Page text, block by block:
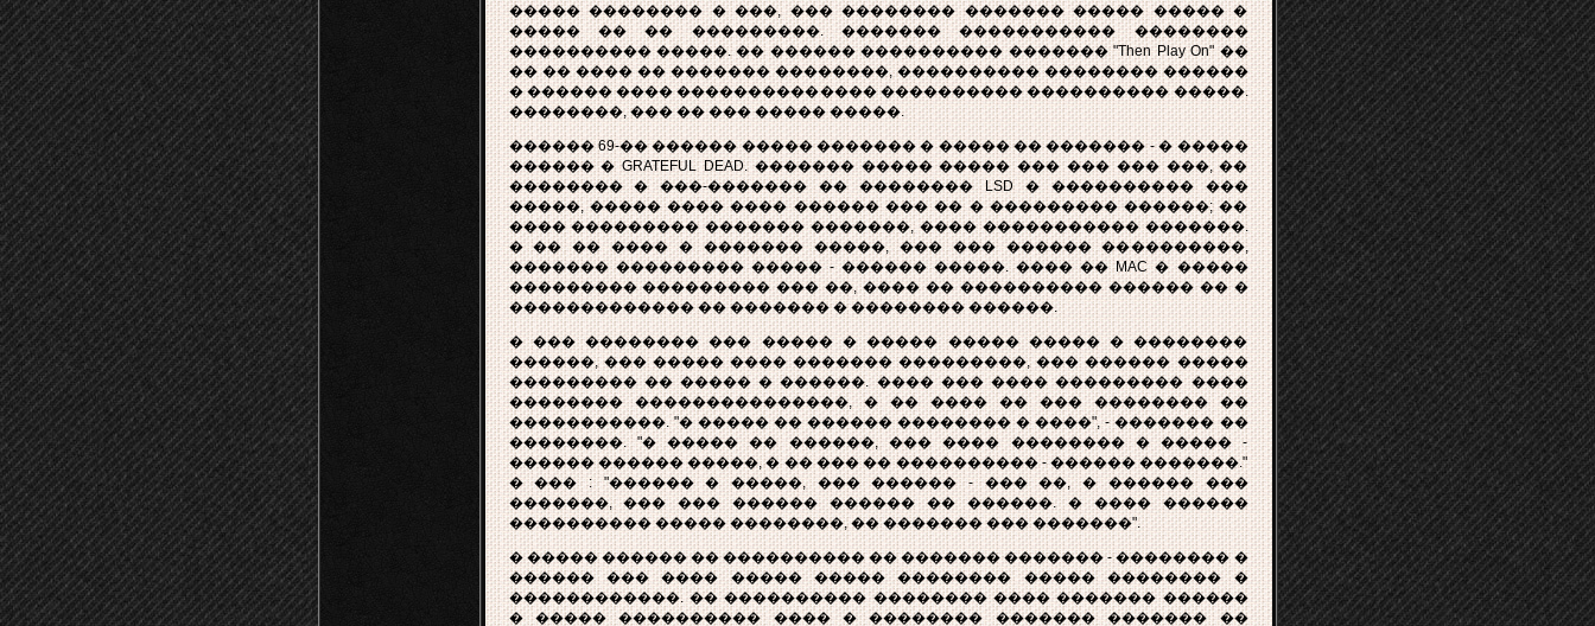
����� �������� � ���, ��� �������� ������� ����� ����� �
����� �� �� ���������. ������� ����������� ��������
���������� �����. �� ������ ���������� ������� "Then Play On" ��
�� �� ���� �� ������� ��������, ���������� �������� ������
� ������ ���� �������������� ���������� ���������� �����.
��������, ��� �� ��� ����� �����.
������ 69-�� ������ ����� ������� � ����� �� ������� - � �����
������ � GRATEFUL DEAD. ������� ����� ����� ��� ��� ��� ���, ��
�������� � ���-������� �� �������� LSD � ���������� ���
�����, ����� ���� ���� ������ ��� �� � ��������� ������; ��
���� ��������� ������� �������, ���� ����������� �������.
� �� �� ���� � ������� �����, ��� ��� ������ ����������,
������� ��������� ����� - ������ �����. ���� �� MAC � �����
��������� ��������� ��� ��, ���� �� ���������� ������ �� �
������������� �� ������� � �������� ������.
� ��� �������� ��� ����� � ����� ����� ����� � ��������
������, ��� ����� ���� ������� ���������, ��� ������ �����
��������� �� ����� � ������. ���� ��� ���� ��������� ����
�������� ���������������, � �� ���� �� ��� �������� ��
�����������. "� ����� �� ������ �������� � ����", - ������� ��
��������. "� ����� �� ������, ��� ���� �������� � ����� -
������ ������ �����, � �� ��� �� ���������� - ������ �������."
� ��� : "������ � �����, ��� ������ - ��� ��, � ������ ���
�������, ��� ��� ������ ������ �� ������. � ���� ������
���������� ����� ��������, �� ������� ��� �������".
� ����� ������ �� ���������� �� ������� ������� - �������� �
������ ��� ���� ����� ����� �������� ����� �������� �
������������. �� ���������� �������� ���� ������� ������
� ����� ���������� ���� � �������� ������� ������� ��